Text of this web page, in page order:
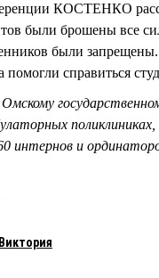
КОСТЕНКО
были брошены все
были
справиться
интернов и